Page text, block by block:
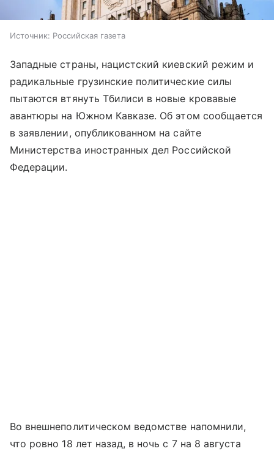
Источник: Российская газета
Западные страны, нацистский киевский режим и
радикальные грузинские политические силы
пытаются втянуть Тбилиси в новые кровавые
авантюры на Южном Кавказе. Об этом сообщается
в заявлении, опубликованном на сайте
Министерства иностранных дел Российской
Федерации.
Во внешнеполитическом ведомстве напомнили,
что ровно 18 лет назад, в ночь с 7 на 8 августа